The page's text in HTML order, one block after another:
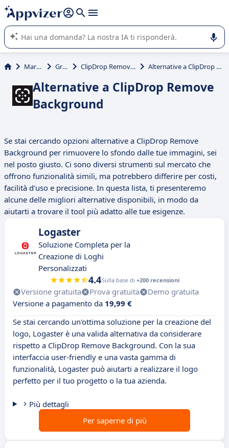
righe con
shift + enter
L'IA di Appvizer vi guida nell'utilizzo o nella scelta di un
software SaaS per la vostra azienda.
Marketing Grafica ClipDrop Remove Background Alternative a ClipDrop Remove Background
Alternative a ClipDrop Remove
Background
Se stai cercando opzioni alternative a ClipDrop Remove
Background per rimuovere lo sfondo dalle tue immagini, sei
nel posto giusto. Ci sono diversi strumenti sul mercato che
offrono funzionalità simili, ma potrebbero differire per costi,
facilità d'uso e precisione. In questa lista, ti presenteremo
alcune delle migliori alternative disponibili, in modo da
aiutarti a trovare il tool più adatto alle tue esigenze.
Logaster
Soluzione Completa per la
Creazione di Loghi
Personalizzati
4.4Sulla base di +200 recensioni
Versione gratuita Prova gratuita
Demo gratuita
Versione a pagamento da 19,99 €
Se stai cercando un'ottima soluzione per la creazione del
logo, Logaster è una valida alternativa da considerare
rispetto a ClipDrop Remove Background. Con la sua
interfaccia user-friendly e una vasta gamma di
funzionalità, Logaster può aiutarti a realizzare il logo
perfetto per il tuo progetto o la tua azienda.
Più dettagli
Per saperne di più